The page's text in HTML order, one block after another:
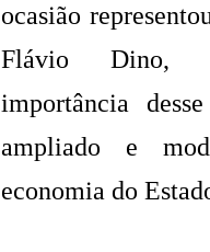
ocasião
Flávio Dino,
importância
ampliado e
economia do